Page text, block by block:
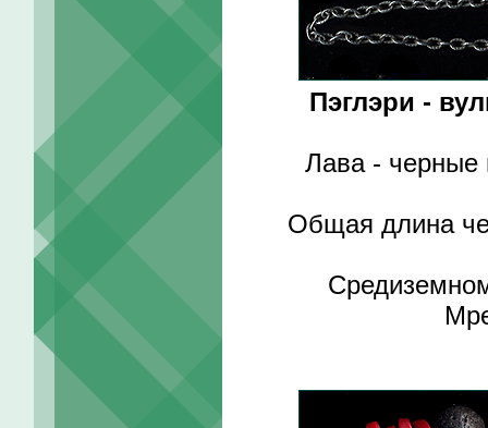
Пэглэри -
Лава - черные
Общая длина